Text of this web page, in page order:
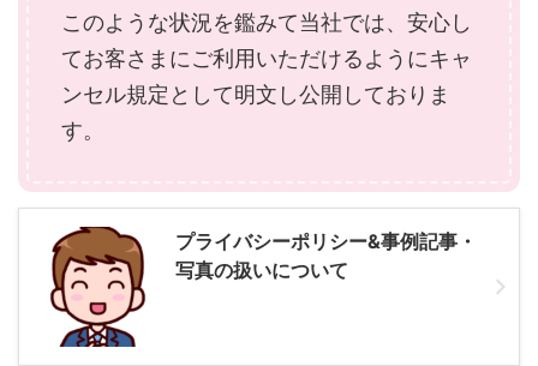
このような状況を鑑みて当社では、安心し
てお客さまにご利用いただけるようにキャ
ンセル規定として明文し公開しておりま
す。
プライバシーポリシー&事例記事・
写真の扱いについて